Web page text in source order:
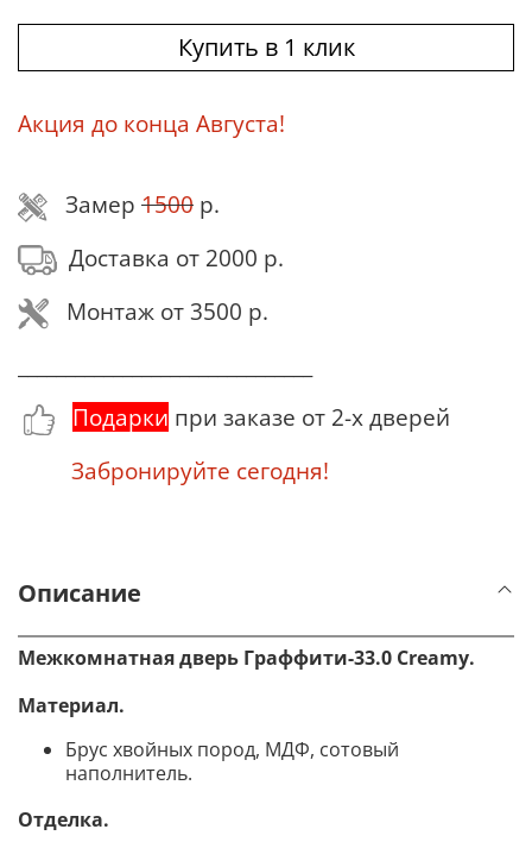
Купить в 1 клик
Акция до конца Августа!
Замер 1500 р.
Доставка от 2000 р.
Монтаж от 3500 р.
Подарки при заказе от 2-х дверей
Забронируйте сегодня!
Описание
Межкомнатная дверь Граффити-33.0 Creamy.
Материал.
Брус хвойных пород, МДФ, сотовый
наполнитель.
Отделка.